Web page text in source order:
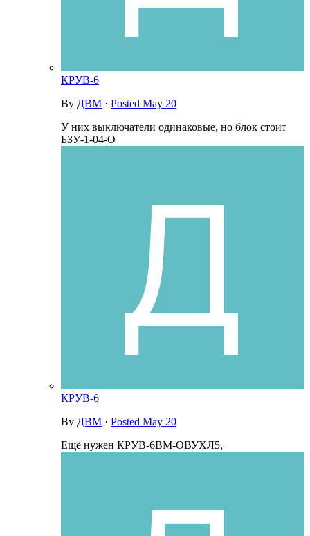
КРУВ-6
By ДВМ · Posted May 20
У них выключатели одинаковые, но блок стоит
БЗУ-1-04-О
КРУВ-6
By ДВМ · Posted May 20
Ещё нужен КРУВ-6ВМ-ОВУХЛ5,